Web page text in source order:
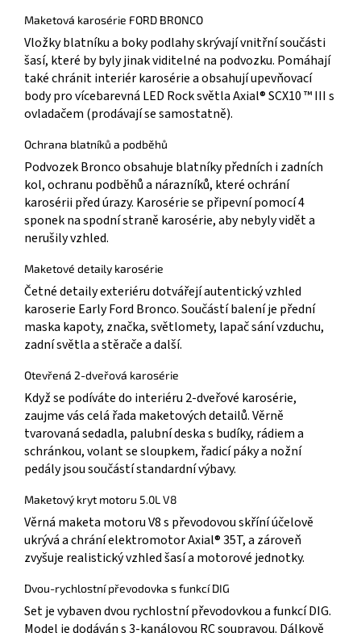
Maketová karosérie FORD BRONCO
Vložky blatníku a boky podlahy skrývají vnitřní součásti
šasí, které by byly jinak viditelné na podvozku. Pomáhají
také chránit interiér karosérie a obsahují upevňovací
body pro vícebarevná LED Rock světla Axial® SCX10 ™ III s
ovladačem (prodávají se samostatně).
Ochrana blatníků a podběhů
Podvozek Bronco obsahuje blatníky předních i zadních
kol, ochranu podběhů a nárazníků, které ochrání
karosérii před úrazy. Karosérie se připevní pomocí 4
sponek na spodní straně karosérie, aby nebyly vidět a
nerušily vzhled.
Maketové detaily karosérie
Četné detaily exteriéru dotvářejí autentický vzhled
karoserie Early Ford Bronco. Součástí balení je přední
maska kapoty, značka, světlomety, lapač sání vzduchu,
zadní světla a stěrače a další.
Otevřená 2-dveřová karosérie
Když se podíváte do interiéru 2-dveřové karosérie,
zaujme vás celá řada maketových detailů. Věrně
tvarovaná sedadla, palubní deska s budíky, rádiem a
schránkou, volant se sloupkem, řadicí páky a nožní
pedály jsou součástí standardní výbavy.
Maketový kryt motoru 5.0L V8
Věrná maketa motoru V8 s převodovou skříní účelově
ukrývá a chrání elektromotor Axial® 35T, a zároveň
zvyšuje realistický vzhled šasí a motorové jednotky.
Dvou-rychlostní převodovka s funkcí DIG
Set je vybaven dvou rychlostní převodovkou a funkcí DIG.
Model je dodáván s 3-kanálovou RC soupravou. Dálkově